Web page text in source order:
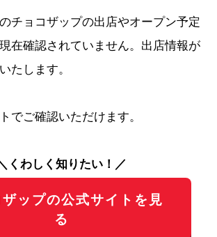
チョコザップの出店やオープン予定
在確認されていません。出店情報が
たします。
でご確認いただけます。
＼くわしく知りたい！／
ップの公式サイトを見
る